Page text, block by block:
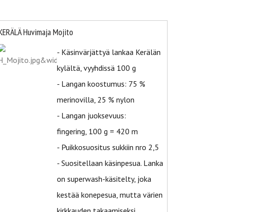
Huvimaja Mojito
- Käsinvärjättyä lankaa Kerälän
kylältä, vyyhdissä 100 g
- Langan koostumus: 75 %
merinovilla, 25 % nylon
- Langan juoksevuus:
fingering, 100 g = 420 m
- Puikkosuositus sukkiin nro 2,5
- Suositellaan käsinpesua. Lanka
on superwash-käsitelty, joka
kestää konepesua, mutta värien